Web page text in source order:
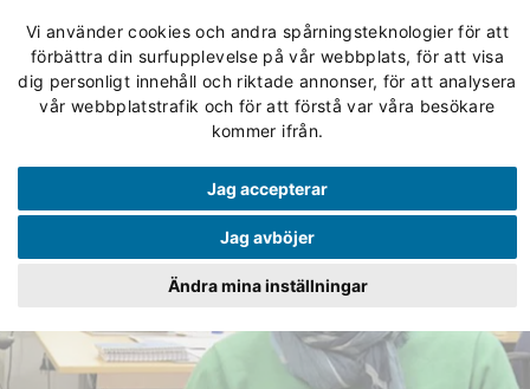
Vi använder cookies och andra spårningsteknologier för att
förbättra din surfupplevelse på vår webbplats, för att visa
dig personligt innehåll och riktade annonser, för att analysera
vår webbplatstrafik och för att förstå var våra besökare
kommer ifrån.
Jag accepterar
Jag avböjer
Ändra mina inställningar